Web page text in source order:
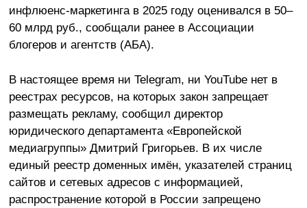
инфлюенс-маркетинга в 2025 году оценивался в 50–
60 млрд руб., сообщали ранее в Ассоциации
блогеров и агентств (АБА).
В настоящее время ни Telegram, ни YouTube нет в
реестрах ресурсов, на которых закон запрещает
размещать рекламу, сообщил директор
юридического департамента «Европейской
медиагруппы» Дмитрий Григорьев. В их числе
единый реестр доменных имён, указателей страниц
сайтов и сетевых адресов с информацией,
распространение которой в России запрещено